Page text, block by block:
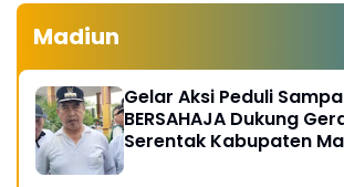
Madiun
Gelar Aksi Peduli
BERSAHAJA Dukung
Serentak Kabupaten